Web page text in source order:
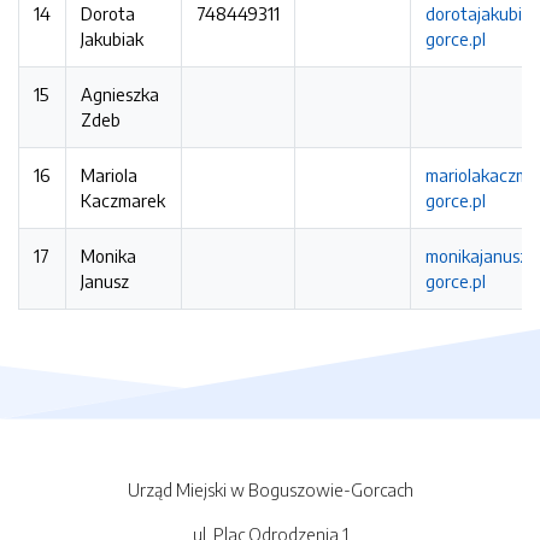
14
Dorota
Jakubiak
748449311
gorce.pl
15
Agnieszka
Zdeb
16
Mariola
Kaczmarek
gorce.pl
17
Monika
Janusz
gorce.pl
Urząd Miejski w Boguszowie-Gorcach
ul. Plac Odrodzenia 1